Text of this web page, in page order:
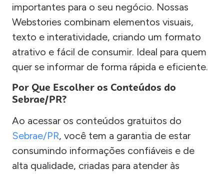
importantes para o seu negócio. Nossas
Webstories combinam elementos visuais,
texto e interatividade, criando um formato
atrativo e fácil de consumir. Ideal para quem
quer se informar de forma rápida e eficiente.
Por Que Escolher os Conteúdos do
Sebrae/PR?
Ao acessar os conteúdos gratuitos do
Sebrae/PR, você tem a garantia de estar
consumindo informações confiáveis e de
alta qualidade, criadas para atender às